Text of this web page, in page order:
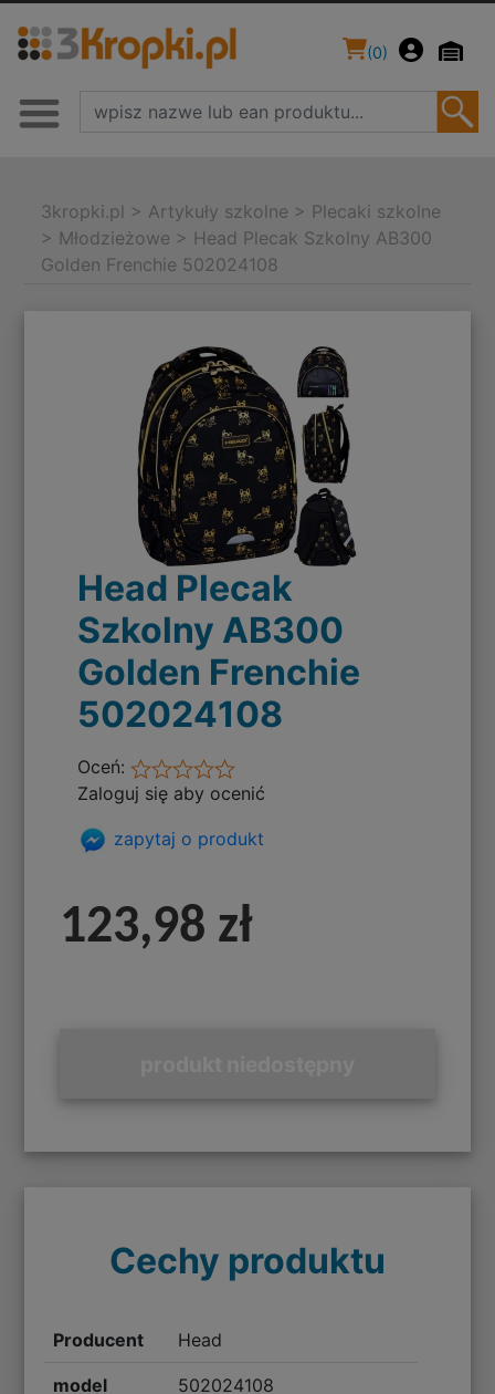
(0)
3kropki.pl > Artykuły szkolne > Plecaki szkolne
> Młodzieżowe > Head Plecak Szkolny AB300
Golden Frenchie 502024108
Head Plecak
Szkolny AB300
Golden Frenchie
502024108
Oceń:
Zaloguj się aby ocenić
zapytaj o produkt
123,98 zł
Cechy produktu
Producent Head
model 502024108